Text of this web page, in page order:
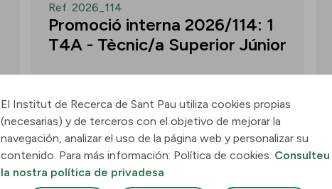
Ref. 2026_114
Promoció interna 2026/114: 1
T4A - Tècnic/a Superior Júnior
Convocatòria per a un/a T4A - Tècnic/a
Superior Júnior al grup Neurobiologia de
les Demències - Multilingual Aphasia &
Dementia Research Lab. Termini: 11
El Institut de Recerca de Sant Pau utiliza cookies propias
(necesarias) y de terceros con el objetivo de mejorar la
navegación, analizar el uso de la página web y personalizar su
contenido. Para más información: Política de cookies. Consulteu
la nostra política de privadesa